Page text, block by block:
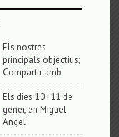
Els nostres
principals objectius;
Compartir amb
Els dies 10 i 11 de
gener, en Miguel
Angel